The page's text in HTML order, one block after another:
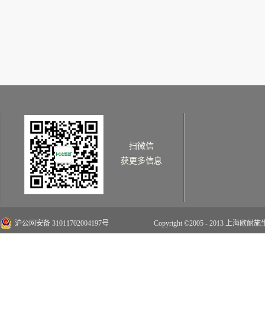
扫微信
获更多信息
沪公网安备 31011702004197号 Copyright ©2005 - 2013 上海欧耐施